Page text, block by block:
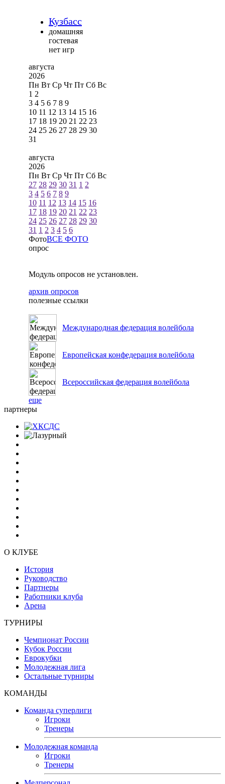
Кузбасс
домашняя
гостевая
нет игр
августа
2026
Пн Вт Ср Чт Пт Сб Вс
1 2
3 4 5 6 7 8 9
10 11 12 13 14 15 16
17 18 19 20 21 22 23
24 25 26 27 28 29 30
31
августа
2026
Пн Вт Ср Чт Пт Сб Вс
27 28 29 30 31 1 2
3 4 5 6 7 8 9
10 11 12 13 14 15 16
17 18 19 20 21 22 23
24 25 26 27 28 29 30
31 1 2 3 4 5 6
ФотоВСЕ ФОТО
опрос
Модуль опросов не установлен.
архив опросов
полезные ссылки
Международная федерация волейбола
Европейская конфедерация волейбола
Всероссийская федерация волейбола
еще
партнеры
О КЛУБЕ
История
Руководство
Партнеры
Работники клуба
Арена
ТУРНИРЫ
Чемпионат России
Кубок России
Еврокубки
Молодежная лига
Остальные турниры
КОМАНДЫ
Команда суперлиги
Игроки
Тренеры
Молодежная команда
Игроки
Тренеры